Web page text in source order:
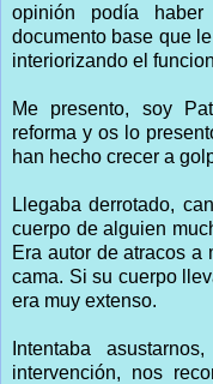
opinión podía
documento base que
interiorizando el
Me presento, soy
reforma y os lo
han hecho crecer a
Llegaba derrotado,
cuerpo de alguien
Era autor de atracos
cama. Si su cuerpo
era muy extenso.
Intentaba
intervención, nos